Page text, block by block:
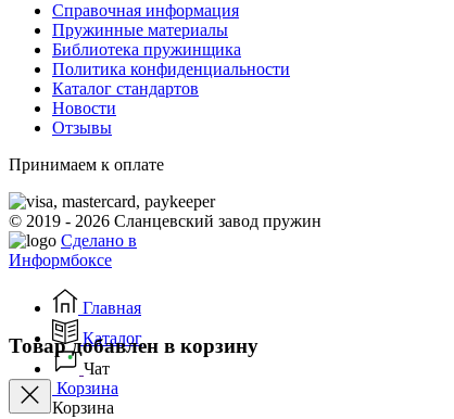
Справочная информация
Пружинные материалы
Библиотека пружинщика
Политика конфиденциальности
Каталог стандартов
Новости
Отзывы
Принимаем к оплате
© 2019 - 2026 Сланцевский завод пружин
Сделано в
Информбоксе
Главная
Каталог
Чат
Корзина
Корзина
Товар добавлен в корзину